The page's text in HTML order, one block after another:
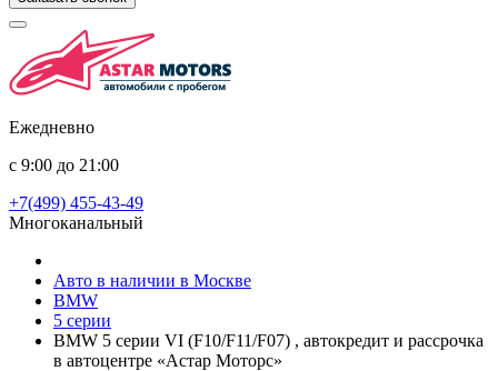
Ежедневно
с 9:00 до 21:00
+7(499) 455-43-49
Многоканальный
Авто в наличии в Москве
BMW
5 серии
BMW 5 серии VI (F10/F11/F07) , автокредит и рассрочка
в автоцентре «Астар Моторс»